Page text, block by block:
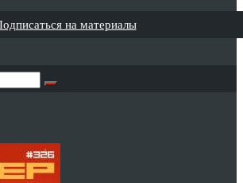
на материалы